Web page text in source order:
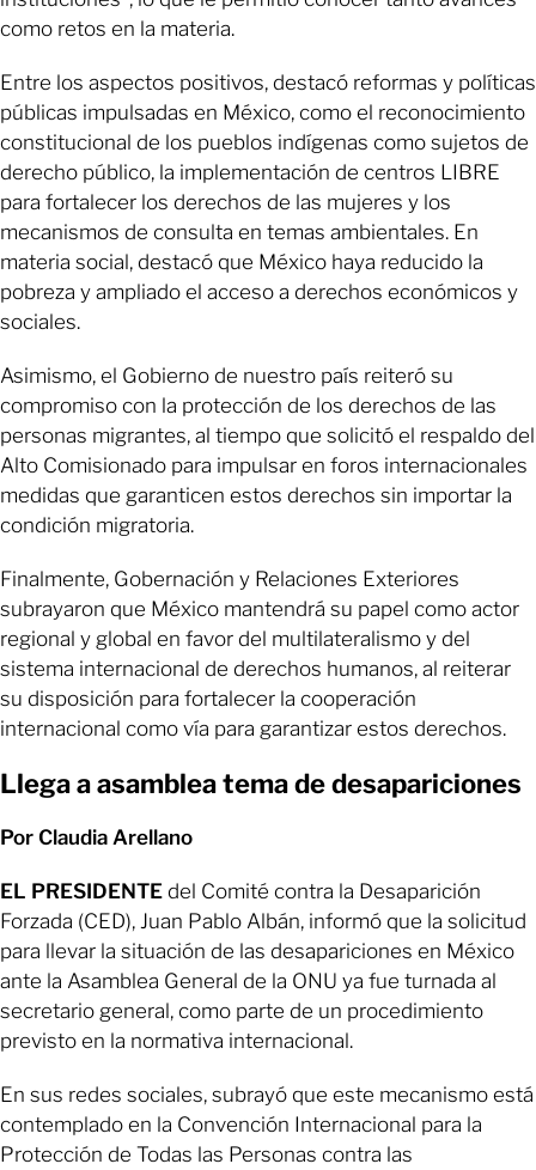
como retos en la materia.
Entre los aspectos positivos, destacó reformas y políticas
públicas impulsadas en México, como el reconocimiento
constitucional de los pueblos indígenas como sujetos de
derecho público, la implementación de centros LIBRE
para fortalecer los derechos de las mujeres y los
mecanismos de consulta en temas ambientales. En
materia social, destacó que México haya reducido la
pobreza y ampliado el acceso a derechos económicos y
sociales.
Asimismo, el Gobierno de nuestro país reiteró su
compromiso con la protección de los derechos de las
personas migrantes, al tiempo que solicitó el respaldo del
Alto Comisionado para impulsar en foros internacionales
medidas que garanticen estos derechos sin importar la
condición migratoria.
Finalmente, Gobernación y Relaciones Exteriores
subrayaron que México mantendrá su papel como actor
regional y global en favor del multilateralismo y del
sistema internacional de derechos humanos, al reiterar
su disposición para fortalecer la cooperación
internacional como vía para garantizar estos derechos.
Llega a asamblea tema de desapariciones
Por Claudia Arellano
EL PRESIDENTE del Comité contra la Desaparición
Forzada (CED), Juan Pablo Albán, informó que la solicitud
para llevar la situación de las desapariciones en México
ante la Asamblea General de la ONU ya fue turnada al
secretario general, como parte de un procedimiento
previsto en la normativa internacional.
En sus redes sociales, subrayó que este mecanismo está
contemplado en la Convención Internacional para la
Protección de Todas las Personas contra las